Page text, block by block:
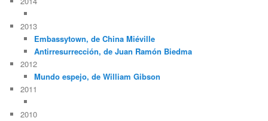
2013
Embassytown, de China Miéville
Antirresurrección, de Juan Ramón Biedma
2012
Mundo espejo, de William Gibson
2011
2010